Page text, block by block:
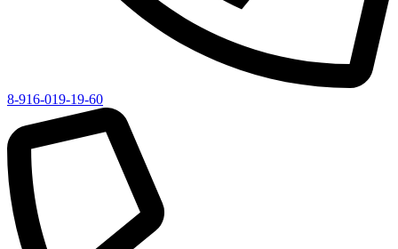
8-916-019-19-60